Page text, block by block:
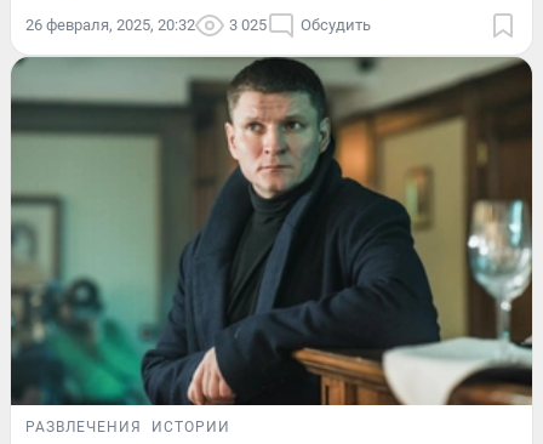
26 февраля, 2025, 20:32 3 025 Обсудить
РАЗВЛЕЧЕНИЯ ИСТОРИИ